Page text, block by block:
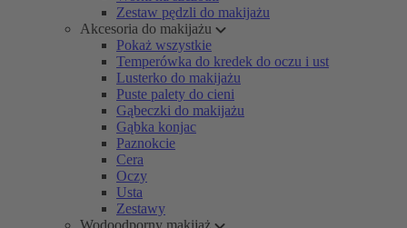
Zestaw pędzli do makijażu
Akcesoria do makijażu
Pokaż wszystkie
Temperówka do kredek do oczu i ust
Lusterko do makijażu
Puste palety do cieni
Gąbeczki do makijażu
Gąbka konjac
Paznokcie
Cera
Oczy
Usta
Zestawy
Wodoodporny makijaż